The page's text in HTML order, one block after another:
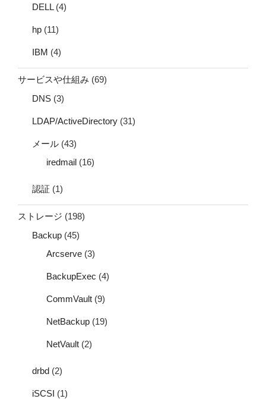
DELL(4)
hp (11)
IBM (4)
サービスや仕組み (69)
DNS (3)
LDAP/ActiveDirectory (31)
メール (43)
iredmail (16)
認証 (1)
ストレージ (198)
Backup (45)
Arcserve (3)
BackupExec (4)
CommVault (9)
NetBackup (19)
NetVault (2)
drbd (2)
iSCSI (1)